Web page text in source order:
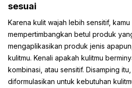
sesuai
Karena kulit wajah lebih sensitif, kamu
mempertimbangkan betul produk
mengaplikasikan produk jenis
kulitmu. Kenali apakah kulitmu
kombinasi, atau sensitif. Disamping
diformulasikan untuk kebutuhan